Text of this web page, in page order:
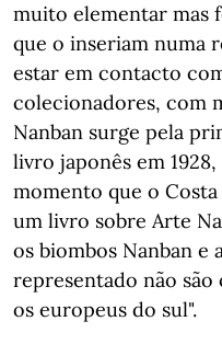
muito elementar mas
que o inseriam numa
estar em contacto
colecionadores, com
Nanban surge pela
livro japonês em
momento que o
um livro sobre Arte
os biombos Nanban e
representado não
os europeus do sul".